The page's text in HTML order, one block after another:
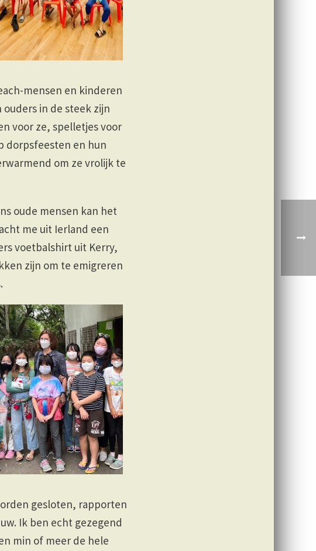
mensen en kinderen
in de steek zijn
voor ze, spelletjes voor
dorpsfeesten en hun
om ze vrolijk te
oude mensen kan het
me uit Ierland een
voetbalshirt uit Kerry,
zijn om te emigreren
gesloten, rapporten
Ik ben echt gezegend
min of meer de hele